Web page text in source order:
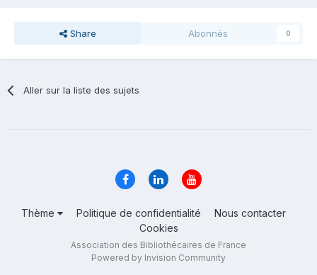
Share Abonnés 0
Aller sur la liste des sujets
Thème Politique de confidentialité
Nous contacter
Cookies
Association des Bibliothécaires de France
Powered by Invision Community